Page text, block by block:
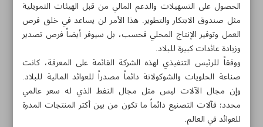
الحصول على التسهيلات والدعم المالي من قبل الهيئات التمويلية
مثل صندوق الابتكار والتطوير. هذا الأمر لن يساعد في خلق فرص
العمل وتوفير الإنتاج المحلي فحسب، بل سيوفر أيضاً فرص تصدير
وزيادة عائدات كبيرة للبلاد.
ووفقاً للرئيس التنفيذي لهذه الشركة القائمة على المعرفة، كانت
صناعة الحلويات والشوكولاتة دائماً مصدراً للعوائد المالية للبلاد.
وإن مجال الآلات ليس مثل مجال النفط الذي له سعر عالمي
محدد؛ فآلات التصنيع دائماً ما تكون من بين أكثر المنتجات المدرة
للعوائد في العالم.